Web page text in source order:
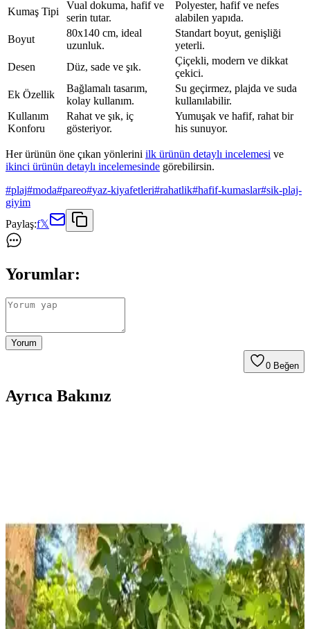
Kumaş Tipi
Vual dokuma, hafif ve
serin tutar.
Polyester, hafif ve nefes
alabilen yapıda.
Boyut
80x140 cm, ideal
uzunluk.
Standart boyut, genişliği
yeterli.
Desen
Düz, sade ve şık.
Çiçekli, modern ve dikkat
çekici.
Ek Özellik
Bağlamalı tasarım,
kolay kullanım.
Su geçirmez, plajda ve suda
kullanılabilir.
Kullanım
Konforu
Rahat ve şık, iç
gösteriyor.
Yumuşak ve hafif, rahat bir
his sunuyor.
Her ürünün öne çıkan yönlerini ilk ürünün detaylı incelemesi ve
ikinci ürünün detaylı incelemesinde görebilirsin.
#plaj#moda#pareo#yaz-kiyafetleri#rahatlik#hafif-kumaslar#sik-plaj-
giyim
Paylaş:f𝕏
Yorumlar:
Yorum
0 Beğen
Ayrıca Bakınız
Havuz Bone: Fonksiyonel ve Şık Giyim
Aksesuarlarıyla Yaz Modası Trendleri
Havuz bonesi, yaz aylarında stil ve koruma sağlayan, çeşitli
malzeme ve tasarımlarla sunulan pratik bir plaj ve su sporları
aksesuarıdır.